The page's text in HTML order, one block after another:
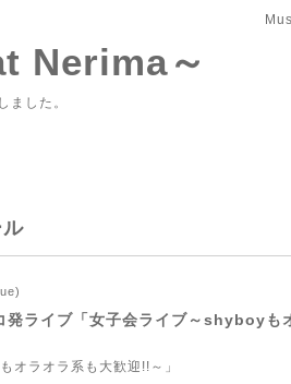
Nerima～
ました。
発ライブ「女子会ライブ～shyboyも
オラオラ系も大歓迎!!～」